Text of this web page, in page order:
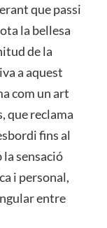
que passi
la bellesa
de la
a aquest
com un art
que reclama
fins al
sensació
i personal,
entre